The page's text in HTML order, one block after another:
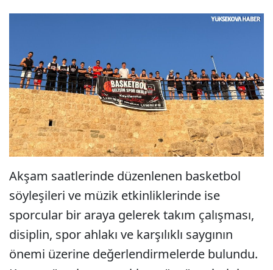
Akşam saatlerinde düzenlenen basketbol
söyleşileri ve müzik etkinliklerinde ise
sporcular bir araya gelerek takım çalışması,
disiplin, spor ahlakı ve karşılıklı saygının
önemi üzerine değerlendirmelerde bulundu.